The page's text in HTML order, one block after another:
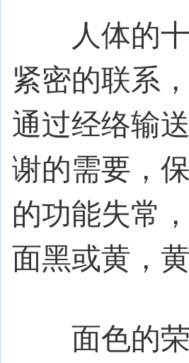
人体的十
紧密的联系
通过经络输
谢的需要，
的功能失常
面黑或黄，
面色的荣